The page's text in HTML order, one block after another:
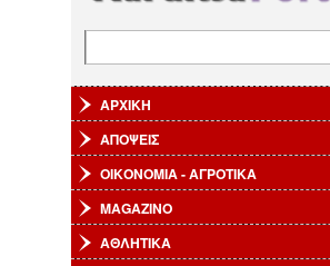
ΑΡΧΙΚΗ
ΑΠΟΨΕΙΣ
ΟΙΚΟΝΟΜΙΑ - ΑΓΡΟΤΙΚΑ
MAGAZINO
ΑΘΛΗΤΙΚΑ